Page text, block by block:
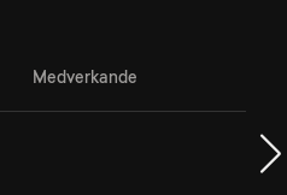
Medverkande